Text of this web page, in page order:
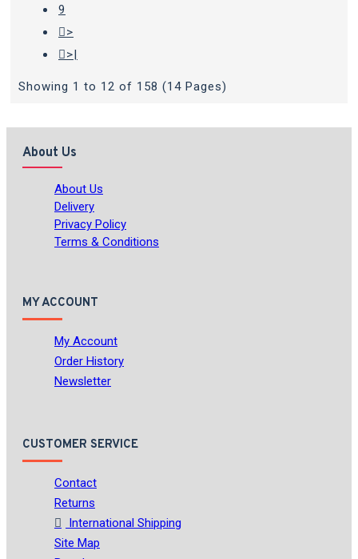
9
>
>|
Showing 1 to 12 of 158 (14 Pages)
About Us
About Us
Delivery
Privacy Policy
Terms & Conditions
MY ACCOUNT
My Account
Order History
Newsletter
CUSTOMER SERVICE
Contact
Returns
International Shipping
Site Map